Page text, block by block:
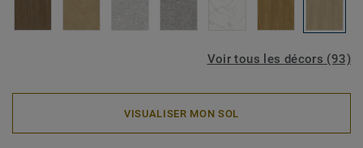
Voir tous les décors (93)
VISUALISER MON SOL